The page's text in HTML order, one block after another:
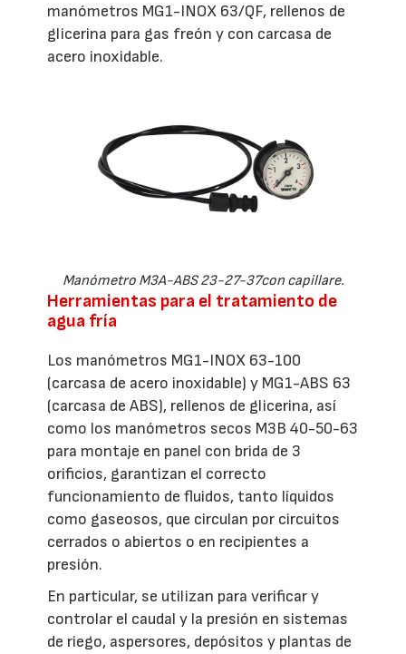
manómetros MG1-INOX 63/QF, rellenos de
glicerina para gas freón y con carcasa de
acero inoxidable.
Manómetro M3A-ABS 23-27-37con capillare.
Herramientas para el tratamiento de
agua fría
Los manómetros MG1-INOX 63-100
(carcasa de acero inoxidable) y MG1-ABS 63
(carcasa de ABS), rellenos de glicerina, así
como los manómetros secos M3B 40-50-63
para montaje en panel con brida de 3
orificios, garantizan el correcto
funcionamiento de fluidos, tanto líquidos
como gaseosos, que circulan por circuitos
cerrados o abiertos o en recipientes a
presión.
En particular, se utilizan para verificar y
controlar el caudal y la presión en sistemas
de riego, aspersores, depósitos y plantas de